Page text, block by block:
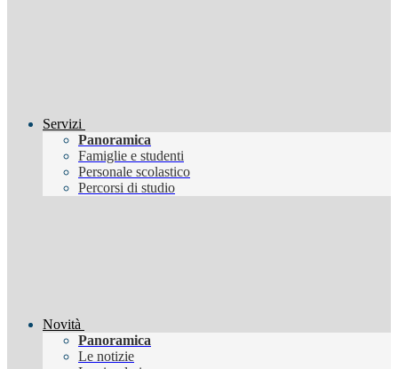
Servizi
Panoramica
Famiglie e studenti
Personale scolastico
Percorsi di studio
Novità
Panoramica
Le notizie